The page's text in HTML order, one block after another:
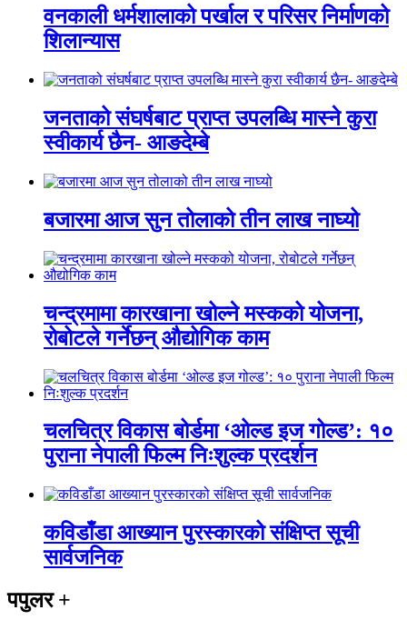
वनकाली धर्मशालाको पर्खाल र परिसर निर्माणको
शिलान्यास
जनताको संघर्षबाट प्राप्त उपलब्धि मास्ने कुरा
स्वीकार्य छैन- आङदेम्बे
बजारमा आज सुन तोलाको तीन लाख नाघ्यो
चन्द्रमामा कारखाना खोल्ने मस्कको योजना,
रोबोटले गर्नेछन् औद्योगिक काम
चलचित्र विकास बोर्डमा ‘ओल्ड इज गोल्ड’: १०
पुराना नेपाली फिल्म निःशुल्क प्रदर्शन
कविडाँडा आख्यान पुरस्कारको संक्षिप्त सूची
सार्वजनिक
पपुलर+